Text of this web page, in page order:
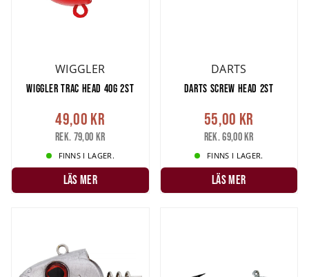
WIGGLER
WIGGLER TRAC HEAD 40G 2ST
49,00 kr
Rek. 79,00 kr
FINNS I LAGER.
LÄS MER
DARTS
DARTS SCREW HEAD 2ST
55,00 kr
Rek. 69,00 kr
FINNS I LAGER.
LÄS MER